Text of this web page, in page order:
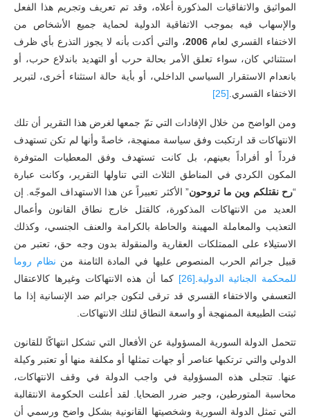
المواثيق والاتفاقيات المذكورة أعلاه، وقد تم تعريف وتجريم هذا الفعل
والإسهاب فيه بموجب الاتفاقية الدولية لحماية جميع الأشخاص من
الاختفاء القسري لعام 2006، والتي أكدت بأنه لا يجوز التذرع بأي ظرف
استثنائي كان، سواء تعلق الأمر بحالة حرب أو التهديد باندلاع حرب، أو
بانعدام الاستقرار السياسي الداخلي، أو بأية حالة استثناء أخرى، لتبرير
الاختفاء القسري. [25]
ومن الواضح من خلال الإفادات التي تمّ جمعها لغرض هذا التقرير أن تلك
الانتهاكات قد ارتكبت وفق سياسة ممنهجة، خاصةً وأنها لم تكن تستهدف
فرداً أو أفراداً بعينهم، بل كانت تستهدف وفق المعطيات المتوفرة
المكون الكردي في المناطق الثلاث التي تناولها التقرير، وكانت عبارة
“رح نقتلكم وين ما تروحون” الأكثر تعبيراً عن هذا الاستهداف الموجّه. إن
العديد من الانتهاكات المذكورة، كالقتل خارج نطاق القانون وأعمال
التعذيب والمعاملة المهينة والحاطة بالكرامة والعنف الجنسي، وكذلك
الاستيلاء على الممتلكات العقارية والمنقولة بدون وجه حق، تعتبر من
قبيل جرائم الحرب المنصوص عليها في المادة الثامنة من نظام روما
للمحكمة الجنائية الدولية [26]
كما أن هذه الانتهاكات وغيرها كالاعتقال
التعسفي والاختفاء القسري قد ترقى لتكون جرائم ضد الإنسانية إذا ما
ثبتت الطبيعة الممنهجة أو واسعة النطاق لتلك الانتهاكات.
تتحمل الدولة السورية المسؤولية عن الأفعال التي تشكل انتهاكًا للقانون
الدولي والتي ترتكبها عناصر أو جهات تمثلها أو مكلفة منها أو تعتبر وكيلة
عنها. تتجلى هذه المسؤولية في واجب الدولة في وقف الانتهاكات،
محاسبة المتورطين، وجبر ضرر الضحايا. لقد أعلنت الحكومة الانتقالبة
التي تمثل الدولة السورية وشخصيتها القانونية بشكل واضح ورسمي أن